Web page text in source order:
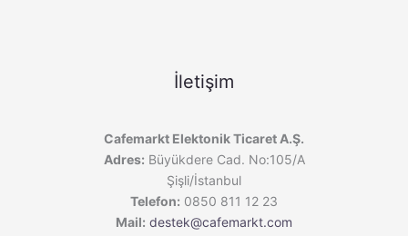
İletişim
Cafemarkt Elektonik Ticaret A.Ş.
Adres: Büyükdere Cad. No:105/A
Şişli/İstanbul
Telefon: 0850 811 12 23
Mail: destek@cafemarkt.com